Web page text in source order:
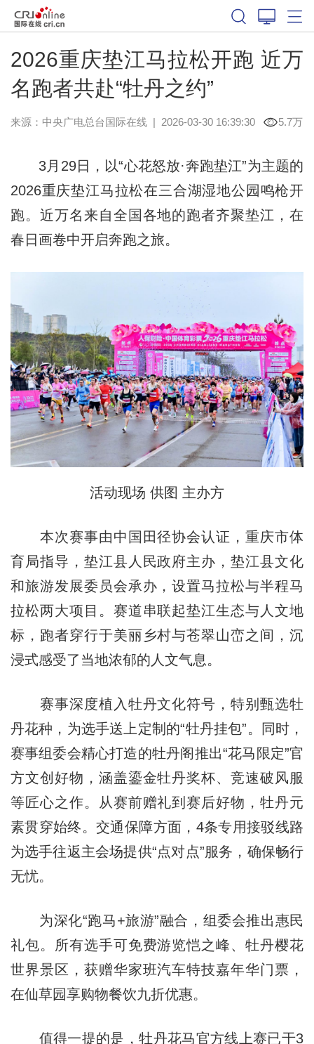
2026重庆垫江马拉松开跑 近万
名跑者共赴“牡丹之约”
来源：中央广电总台国际在线| 2026-03-30 16:39:30 5.7万
3月29日，以“心花怒放·奔跑垫江”为主题的
2026重庆垫江马拉松在三合湖湿地公园鸣枪开
跑。近万名来自全国各地的跑者齐聚垫江，在
春日画卷中开启奔跑之旅。
活动现场 供图 主办方
本次赛事由中国田径协会认证，重庆市体
育局指导，垫江县人民政府主办，垫江县文化
和旅游发展委员会承办，设置马拉松与半程马
拉松两大项目。赛道串联起垫江生态与人文地
标，跑者穿行于美丽乡村与苍翠山峦之间，沉
浸式感受了当地浓郁的人文气息。
赛事深度植入牡丹文化符号，特别甄选牡
丹花种，为选手送上定制的“牡丹挂包”。同时，
赛事组委会精心打造的牡丹阁推出“花马限定”官
方文创好物，涵盖鎏金牡丹奖杯、竞速破风服
等匠心之作。从赛前赠礼到赛后好物，牡丹元
素贯穿始终。交通保障方面，4条专用接驳线路
为选手往返主会场提供“点对点”服务，确保畅行
无忧。
为深化“跑马+旅游”融合，组委会推出惠民
礼包。所有选手可免费游览恺之峰、牡丹樱花
世界景区，获赠华家班汽车特技嘉年华门票，
在仙草园享购物餐饮九折优惠。
值得一提的是，牡丹花马官方线上赛已于3